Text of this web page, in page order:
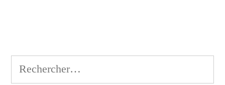
Rechercher :